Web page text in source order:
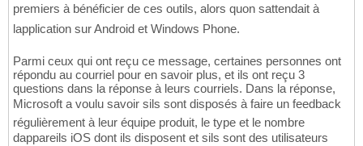
premiers à bénéficier de ces outils, alors quon sattendait à
lapplication sur Android et Windows Phone.
Parmi ceux qui ont reçu ce message, certaines personnes ont
répondu au courriel pour en savoir plus, et ils ont reçu 3
questions dans la réponse à leurs courriels. Dans la réponse,
Microsoft a voulu savoir sils sont disposés à faire un feedback
régulièrement à leur équipe produit, le type et le nombre
dappareils iOS dont ils disposent et sils sont des utilisateurs